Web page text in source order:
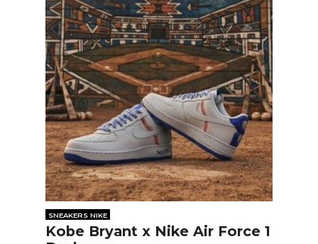
SNEAKERS NIKE
Kobe Bryant x Nike Air Force 1